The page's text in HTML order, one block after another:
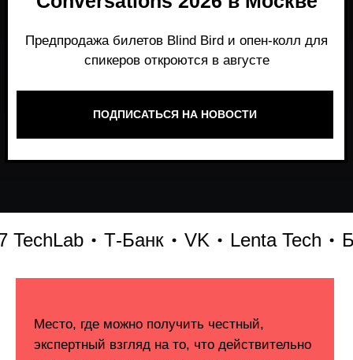
Т-Банк VK Lenta Tech
Место, где можно получить честный,
работает и формирует рынок генеративного